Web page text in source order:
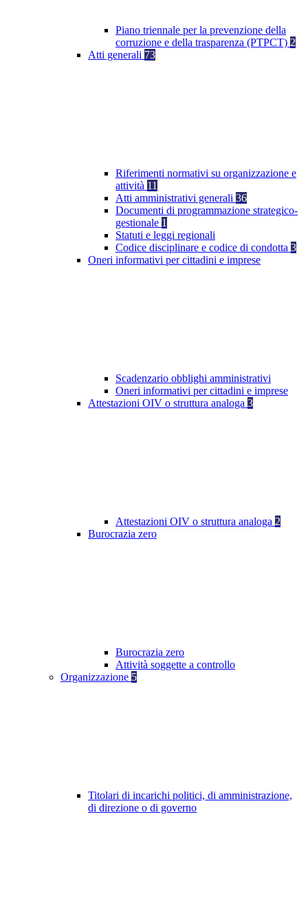
Piano triennale per la prevenzione della
corruzione e della trasparenza (PTPCT) 2
Atti generali 73
Riferimenti normativi su organizzazione e
attività 11
Atti amministrativi generali 36
Documenti di programmazione strategico-
gestionale 1
Statuti e leggi regionali
Codice disciplinare e codice di condotta 3
Oneri informativi per cittadini e imprese
Scadenzario obblighi amministrativi
Oneri informativi per cittadini e imprese
Attestazioni OIV o struttura analoga 3
Attestazioni OIV o struttura analoga 2
Burocrazia zero
Burocrazia zero
Attività soggette a controllo
Organizzazione 5
Titolari di incarichi politici, di amministrazione,
di direzione o di governo